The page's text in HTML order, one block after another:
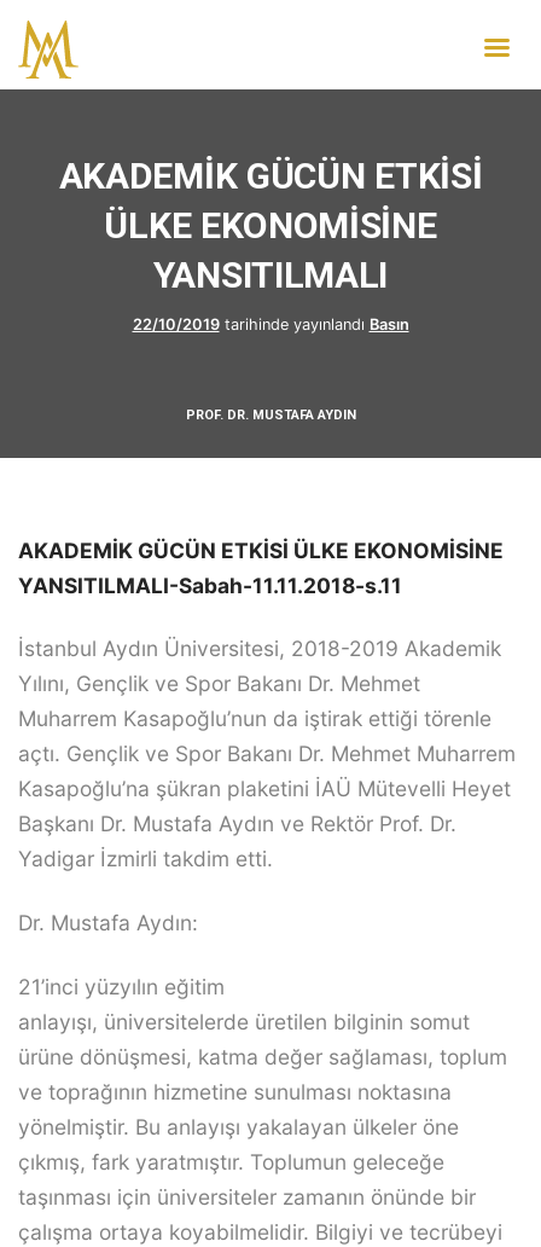
AKADEMİK GÜCÜN ETKİSİ
ÜLKE EKONOMİSİNE
YANSITILMALI
22/10/2019tarihinde yayınlandı Basın
PROF. DR. MUSTAFA AYDIN
AKADEMİK GÜCÜN ETKİSİ ÜLKE EKONOMİSİNE
YANSITILMALI-Sabah-11.11.2018-s.11
İstanbul Aydın Üniversitesi, 2018-2019 Akademik
Yılını, Gençlik ve Spor Bakanı Dr. Mehmet
Muharrem Kasapoğlu’nun da iştirak ettiği törenle
açtı. Gençlik ve Spor Bakanı Dr. Mehmet Muharrem
Kasapoğlu’na şükran plaketini İAÜ Mütevelli Heyet
Başkanı Dr. Mustafa Aydın ve Rektör Prof. Dr.
Yadigar İzmirli takdim etti.
Dr. Mustafa Aydın:
21’inci yüzyılın eğitim
anlayışı, üniversitelerde üretilen bilginin somut
ürüne dönüşmesi, katma değer sağlaması, toplum
ve toprağının hizmetine sunulması noktasına
yönelmiştir. Bu anlayışı yakalayan ülkeler öne
çıkmış, fark yaratmıştır. Toplumun geleceğe
taşınması için üniversiteler zamanın önünde bir
çalışma ortaya koyabilmelidir. Bilgiyi ve tecrübeyi